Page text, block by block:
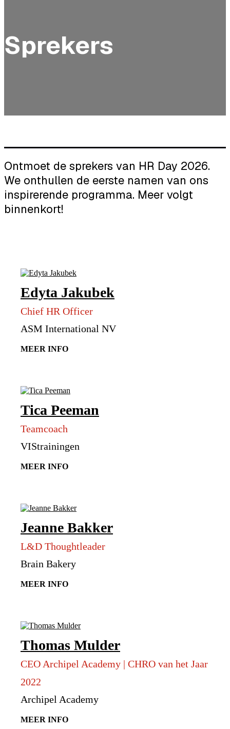
Sprekers
Ontmoet de sprekers van HR Day 2026.
We onthullen de eerste namen van ons
inspirerende programma. Meer volgt
binnenkort!
Edyta Jakubek
Chief HR Officer
ASM International NV
MEER INFO
Tica Peeman
Teamcoach
VIStrainingen
MEER INFO
Jeanne Bakker
L&D Thoughtleader
Brain Bakery
MEER INFO
Thomas Mulder
CEO Archipel Academy | CHRO van het Jaar
2022
Archipel Academy
MEER INFO